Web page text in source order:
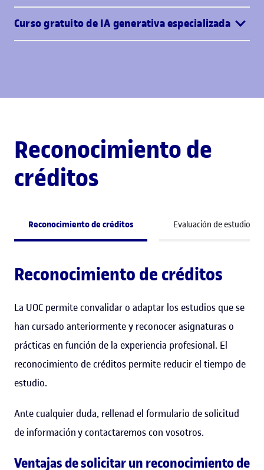
Curso gratuito de IA generativa especializada
Reconocimiento de
créditos
Reconocimiento de créditos Evaluación de estudios
Reconocimiento de créditos
La UOC permite convalidar o adaptar los estudios que se
han cursado anteriormente y reconocer asignaturas o
prácticas en función de la experiencia profesional. El
reconocimiento de créditos permite reducir el tiempo de
estudio.
Ante cualquier duda, rellenad el formulario de solicitud
de información y contactaremos con vosotros.
Ventajas de solicitar un reconocimiento de